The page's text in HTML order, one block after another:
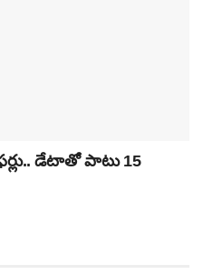
డేటాతో పాటు 15